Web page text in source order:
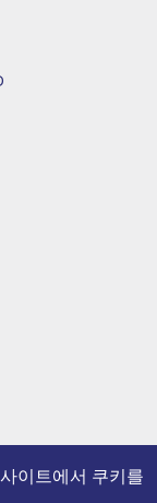
이트에서 쿠키를